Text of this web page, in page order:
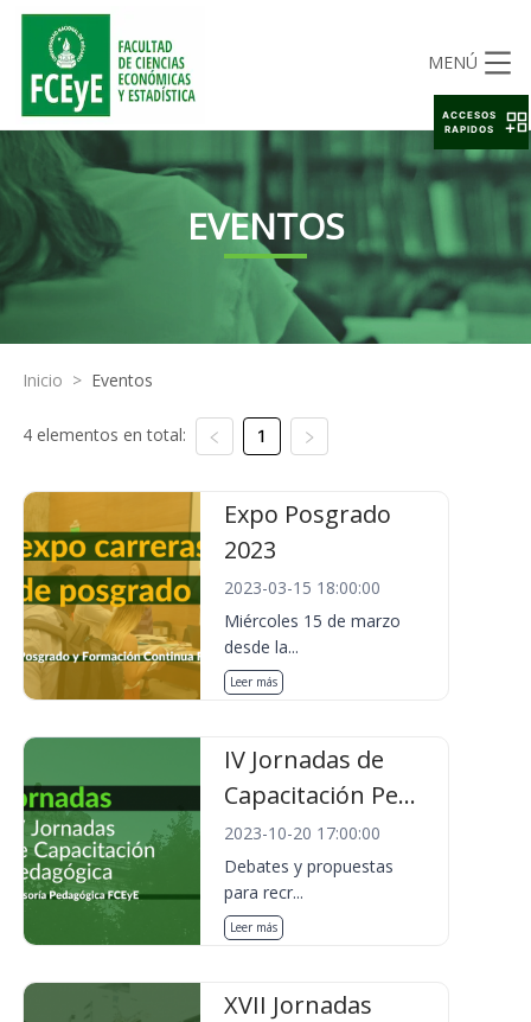
MENÚ
EVENTOS
Inicio > Eventos
4 elementos en total: 1
Expo Posgrado
2023
2023-03-15 18:00:00
Miércoles 15 de marzo
desde la...
Leer más
IV Jornadas de
Capacitación Pe...
2023-10-20 17:00:00
Debates y propuestas
para recr...
Leer más
XVII Jornadas
ACCESOS
RAPIDOS